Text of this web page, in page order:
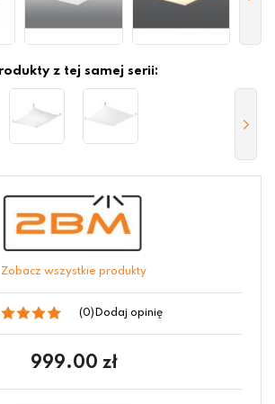
z tej samej serii:
Zobacz wszystkie produkty
(0) Dodaj opinię
999.00 zł